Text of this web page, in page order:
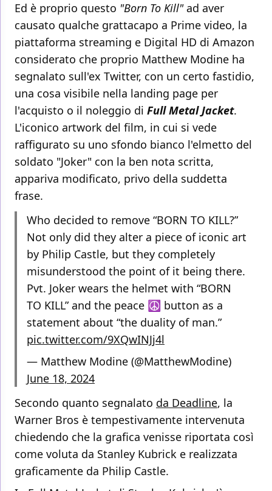
Ed è proprio questo "Born To Kill"ad aver
causato qualche grattacapo a Prime video, la
piattaforma streaming e Digital HD di Amazon
considerato che proprio Matthew Modine ha
segnalato sull'ex Twitter, con un certo fastidio,
una cosa visibile nella landing page per
l'acquisto o il noleggio di Full Metal Jacket.
L'iconico artwork del film, in cui si vede
raffigurato su uno sfondo bianco l'elmetto del
soldato "Joker" con la ben nota scritta,
appariva modificato, privo della suddetta
frase.
Who decided to remove “BORN TO KILL?”
Not only did they alter a piece of iconic art
by Philip Castle, but they completely
misunderstood the point of it being there.
Pvt. Joker wears the helmet with “BORN
TO KILL” and the peace ☮️ button as a
statement about “the duality of man.”
pic.twitter.com/9XQwINJj4l
— Matthew Modine (@MatthewModine)
June 18, 2024
Secondo quanto segnalato da Deadline, la
Warner Bros è tempestivamente intervenuta
chiedendo che la grafica venisse riportata così
come voluta da Stanley Kubrick e realizzata
graficamente da Philip Castle.